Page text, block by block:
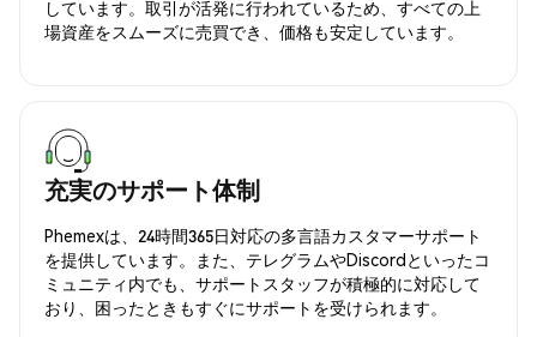
しています。取引が活発に行われているため、すべての上
場資産をスムーズに売買でき、価格も安定しています。
充実のサポート体制
Phemexは、24時間365日対応の多言語カスタマーサポート
を提供しています。また、テレグラムやDiscordといったコ
ミュニティ内でも、サポートスタッフが積極的に対応して
おり、困ったときもすぐにサポートを受けられます。